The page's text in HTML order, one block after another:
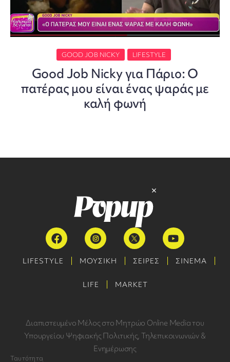
GOOD JOB NICKY LIFESTYLE
Good Job Nicky για Πάριο: Ο
πατέρας μου είναι ένας ψαράς με
καλή φωνή
LIFESTYLE ΜΟΥΣΙΚΗ ΣΕΙΡΕΣ ΣΙΝΕΜΑ
LIFE MARKET
Διαπιστευμένο Μέλος στο Μητρώο Online Media του
Υπουργείου Ψηφιακής Πολιτικής, Τηλεπικοινωνιών &
Ενημέρωσης
Ταυτότητα